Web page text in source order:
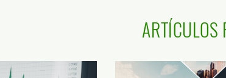
ARTÍCULOS